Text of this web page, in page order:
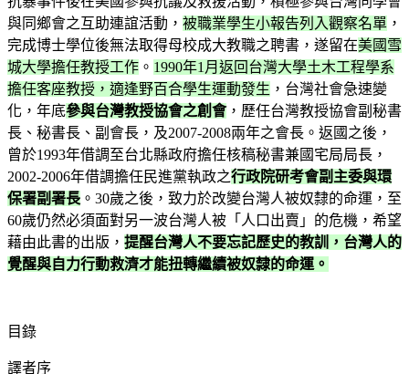
與同鄉會之互助連誼活動， 被職業學生小報告列入觀察名單 ，
完成博士學位後無法取得母校成大教職之聘書，遂留在美國雪
城大學擔任教授工作 。 1990年1月返回台灣大學土木工程學系
擔任客座教授，適逢野百合學生運動發生 ，台灣社會急速變
化，年底參與台灣教授協會之創會，歷任台灣教授協會副秘書
長、秘書長、副會長，及2007-2008兩年之會長。返國之後，
曾於1993年借調至台北縣政府擔任核稿秘書兼國宅局局長，
2002-2006年借調擔任民進黨執政之行政院研考會副主委與環
保署副署長 。30歲之後，致力於改變台灣人被奴隸的命運，至
60歲仍然必須面對另一波台灣人被「人口出賣」的危機，希望
藉由此書的出版， 提醒台灣人不要忘記歷史的教訓，台灣人的
覺醒與自力行動救濟才能扭轉繼續被奴隸的命運。
目錄
譯者序